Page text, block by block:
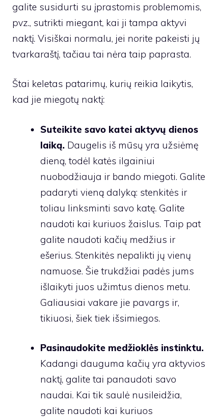
galite susidurti su įprastomis problemomis,
pvz., sutrikti miegant, kai ji tampa aktyvi
naktį. Visiškai normalu, jei norite pakeisti jų
tvarkaraštį, tačiau tai nėra taip paprasta.
Štai keletas patarimų, kurių reikia laikytis,
kad jie miegotų naktį:
Suteikite savo katei aktyvų dienos
laiką. Daugelis iš mūsų yra užsiėmę
dieną, todėl katės ilgainiui
nuobodžiauja ir bando miegoti. Galite
padaryti vieną dalyką: stenkitės ir
toliau linksminti savo katę. Galite
naudoti kai kuriuos žaislus. Taip pat
galite naudoti kačių medžius ir
ešerius. Stenkitės nepalikti jų vienų
namuose. Šie trukdžiai padės jums
išlaikyti juos užimtus dienos metu.
Galiausiai vakare jie pavargs ir,
tikiuosi, šiek tiek išsimiegos.
Pasinaudokite medžioklės instinktu.
Kadangi dauguma kačių yra aktyvios
naktį, galite tai panaudoti savo
naudai. Kai tik saulė nusileidžia,
galite naudoti kai kuriuos